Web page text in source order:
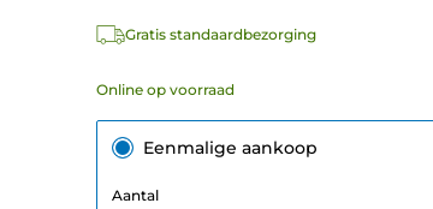
Gratis standaardbezorging
Online op voorraad
Eenmalige aankoop
Aantal